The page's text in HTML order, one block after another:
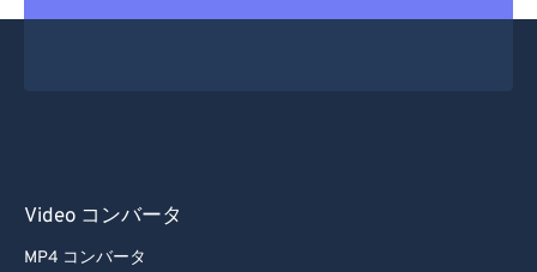
Video コンバータ
MP4 コンバータ